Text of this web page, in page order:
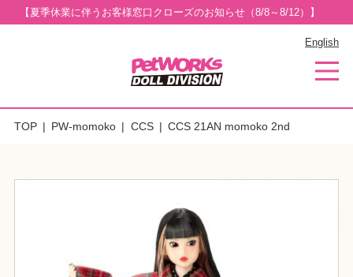
【夏季休業に伴うお客様窓口クローズのお知らせ（8/8～8/12）】
English
TOP PW-momoko CCS CCS 21AN momoko 2nd